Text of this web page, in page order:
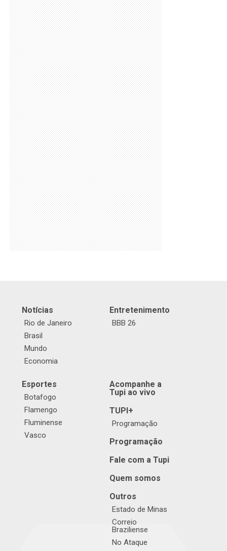
Notícias
Rio de Janeiro
Brasil
Mundo
Economia
Entretenimento
BBB 26
Esportes
Botafogo
Flamengo
Fluminense
Vasco
Acompanhe a
Tupi ao vivo
TUPI+
Programação
Programação
Fale com a Tupi
Quem somos
Outros
Estado de Minas
Correio
Braziliense
No Ataque